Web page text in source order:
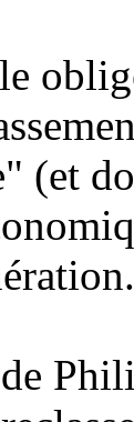
(et